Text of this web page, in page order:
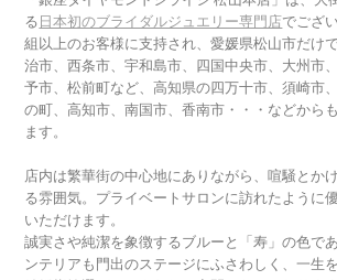
る日本初のブライダルジュエリー専門店でござ
組以上のお客様に支持され、愛媛県松山市だけ
治市、西条市、宇和島市、四国中央市、大州市
予市、松前町など、高知県の四万十市、須崎市
の町、高知市、南国市、香南市・・・などから
ます。
店内は繁華街の中心地にありながら、喧騒とか
る雰囲気。プライベートサロンに訪れたように
いただけます。
誠実さや純潔を象徴するブルーと「寿」の色で
ンテリアも門出のステージにふさわしく、一生